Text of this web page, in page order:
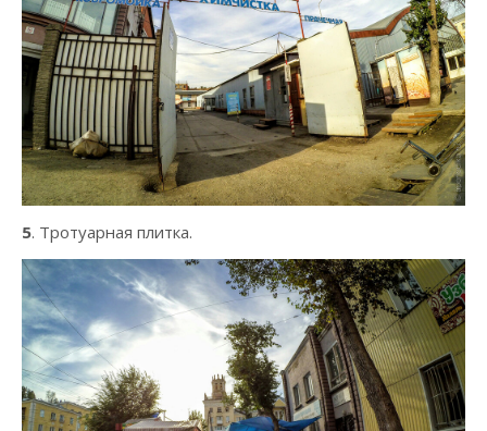
5. Тротуарная плитка.